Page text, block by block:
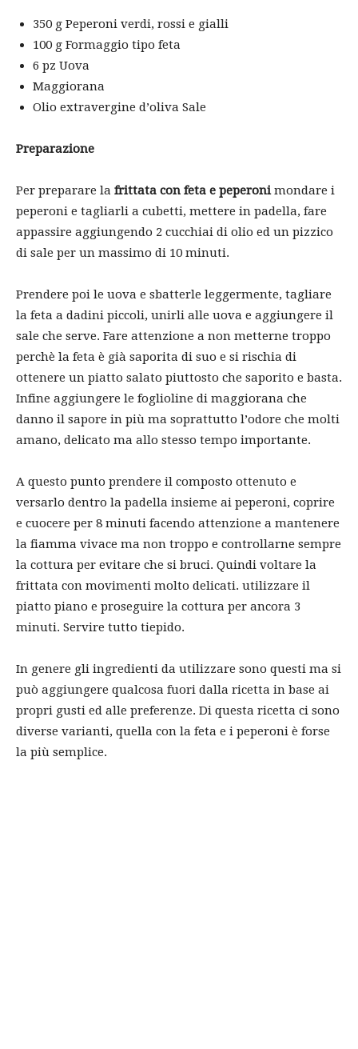
350 g Peperoni verdi, rossi e gialli
100 g Formaggio tipo feta
6 pz Uova
Maggiorana
Olio extravergine d’oliva Sale
Preparazione
Per preparare la frittata con feta e peperonimondare i
peperoni e tagliarli a cubetti, mettere in padella, fare
appassire aggiungendo 2 cucchiai di olio ed un pizzico
di sale per un massimo di 10 minuti.
Prendere poi le uova e sbatterle leggermente, tagliare
la feta a dadini piccoli, unirli alle uova e aggiungere il
sale che serve. Fare attenzione a non metterne troppo
perchè la feta è già saporita di suo e si rischia di
ottenere un piatto salato piuttosto che saporito e basta.
Infine aggiungere le foglioline di maggiorana che
danno il sapore in più ma soprattutto l’odore che molti
amano, delicato ma allo stesso tempo importante.
A questo punto prendere il composto ottenuto e
versarlo dentro la padella insieme ai peperoni, coprire
e cuocere per 8 minuti facendo attenzione a mantenere
la fiamma vivace ma non troppo e controllarne sempre
la cottura per evitare che si bruci. Quindi voltare la
frittata con movimenti molto delicati. utilizzare il
piatto piano e proseguire la cottura per ancora 3
minuti. Servire tutto tiepido.
In genere gli ingredienti da utilizzare sono questi ma si
può aggiungere qualcosa fuori dalla ricetta in base ai
propri gusti ed alle preferenze. Di questa ricetta ci sono
diverse varianti, quella con la feta e i peperoni è forse
la più semplice.